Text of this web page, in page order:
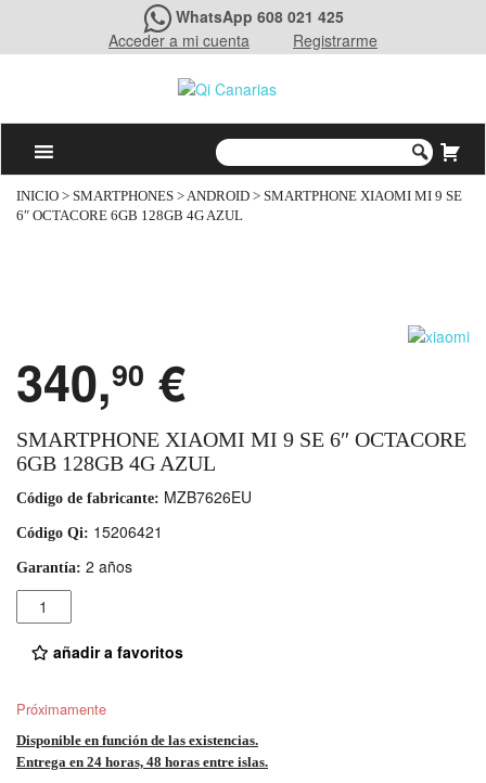
WhatsApp 608 021 425
Acceder a mi cuenta
Registrarme
INICIO > SMARTPHONES >ANDROID > SMARTPHONE XIAOMI MI 9 SE
6″ OCTACORE 6GB 128GB 4G AZUL
340,90 €
SMARTPHONE XIAOMI MI 9 SE 6″ OCTACORE
6GB 128GB 4G AZUL
Código de fabricante: MZB7626EU
Código Qi: 15206421
Garantía: 2 años
Cantidad
añadir a favoritos
Próximamente
Disponible en función de las existencias.
Entrega en 24 horas, 48 horas entre islas.